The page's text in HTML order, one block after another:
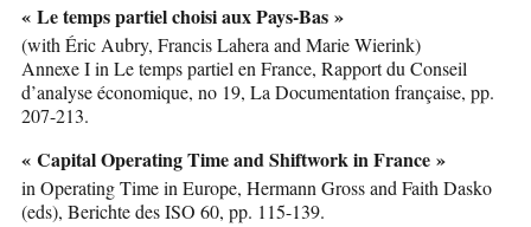
« Le temps partiel choisi aux Pays-Bas »
(with Éric Aubry, Francis Lahera and Marie Wierink)
Annexe I in Le temps partiel en France, Rapport du Conseil
d’analyse économique, no 19, La Documentation française, pp.
207-213.
« Capital Operating Time and Shiftwork in France »
in Operating Time in Europe, Hermann Gross and Faith Dasko
(eds), Berichte des ISO 60, pp. 115-139.